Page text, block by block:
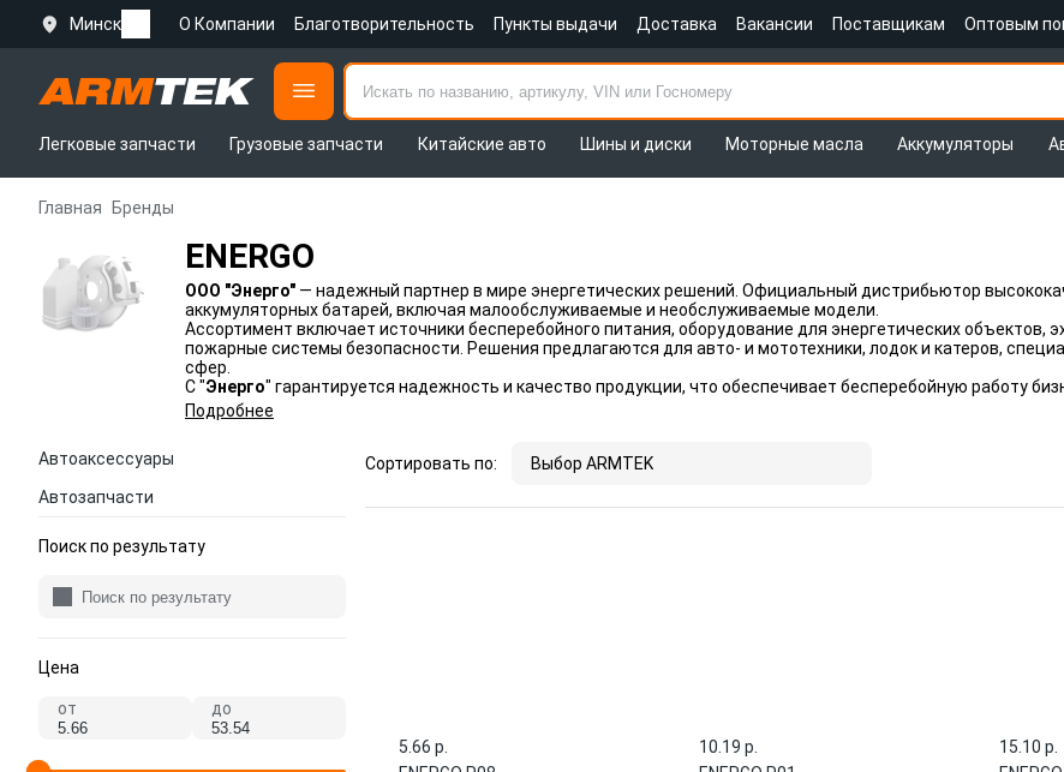
Минск О Компании Благотворительность Пункты выдачи Доставка Вакансии Поставщикам Оптовым
Легковые запчасти
Грузовые запчасти Китайские авто Шины и диски Моторные масла Аккумуляторы
Главная Бренды
ENERGO
ООО "Энерго" — надежный партнер в мире энергетических решений. Официальный дистрибьютор
аккумуляторных батарей, включая малообслуживаемые и необслуживаемые модели.
Ассортимент включает источники бесперебойного питания, оборудование для энергетических объектов,
пожарные системы безопасности. Решения предлагаются для авто- и мототехники, лодок и катеров,
сфер.
С "Энерго" гарантируется надежность и качество продукции, что обеспечивает бесперебойную работу
Подробнее
Автоаксессуары
Автозапчасти
Поиск по результату
Цена
от до
Сортировать по: Выбор ARMTEK
5.66 p.
10.19 p.
15.10 p.